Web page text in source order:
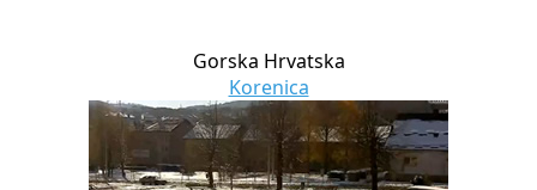
Gorska Hrvatska
Korenica